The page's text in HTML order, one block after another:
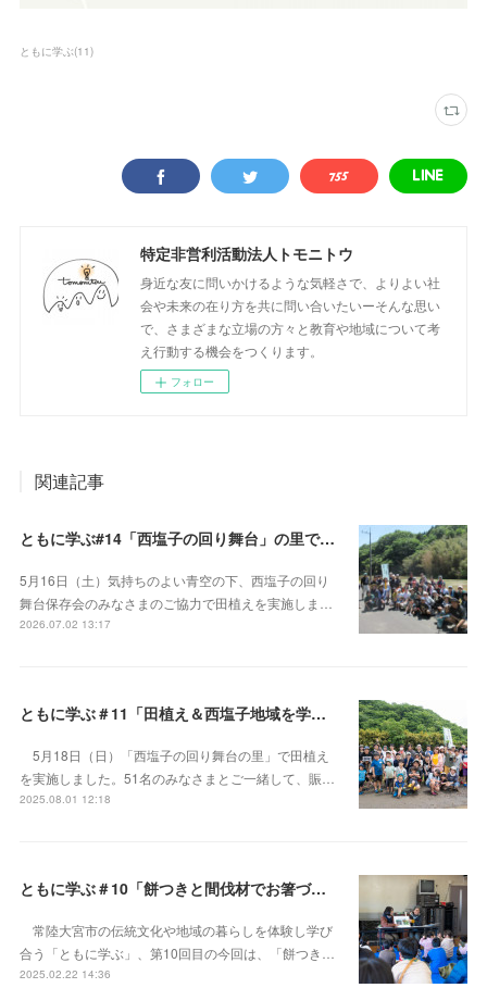
ともに学ぶ(11)
特定非営利活動法人トモニトウ
身近な友に問いかけるような気軽さで、よりよい社
会や未来の在り方を共に問い合いたいーそんな思い
で、さまざまな立場の方々と教育や地域について考
え行動する機会をつくります。
フォロー
関連記事
ともに学ぶ#14「西塩子の回り舞台」の里で田植えと地域の文化を楽しむ
5月16日（土）気持ちのよい青空の下、西塩子の回り
舞台保存会のみなさまのご協力で田植えを実施しま…
2026.07.02 13:17
ともに学ぶ＃11「田植え＆西塩子地域を学ぼう！」
5月18日（日）「西塩子の回り舞台の里」で田植え
を実施しました。51名のみなさまとご一緒して、賑…
2025.08.01 12:18
ともに学ぶ＃10「餅つきと間伐材でお箸づくり」
常陸大宮市の伝統文化や地域の暮らしを体験し学び
合う「ともに学ぶ」、第10回目の今回は、「餅つき…
2025.02.22 14:36